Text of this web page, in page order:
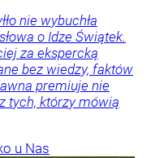
nie wybuchła
o Idze Świątek.
za ekspercką
bez wiedzy, faktów
premiuje nie
tych, którzy mówią
u Nas